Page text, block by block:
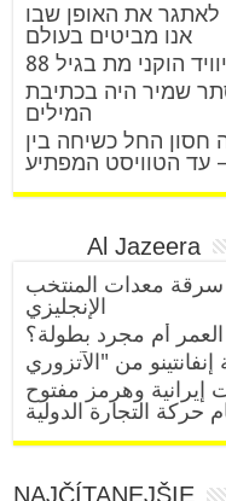
לאתגר את האופן שבו
אנו מביטים בעולם
הוקני מת בגיל 88
שמיר היה בכתיבת
המילים
חסון החל כשיחה בין
עד הטוויסט המפתיע
Al Jazeera
سرقة معدات المنتخب
الإنجليزي
أم مجرد بطولة؟
وهرمز مفتوح
حركة التجارة الدولية
NAJČÍTANEJŠIE